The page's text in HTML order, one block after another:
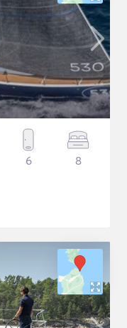
6 8